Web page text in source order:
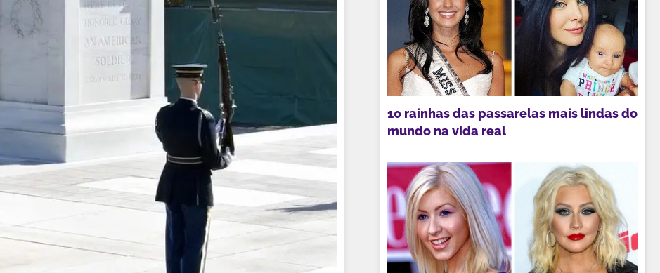
10 rainhas das passarelas mais lindas do
mundo na vida real